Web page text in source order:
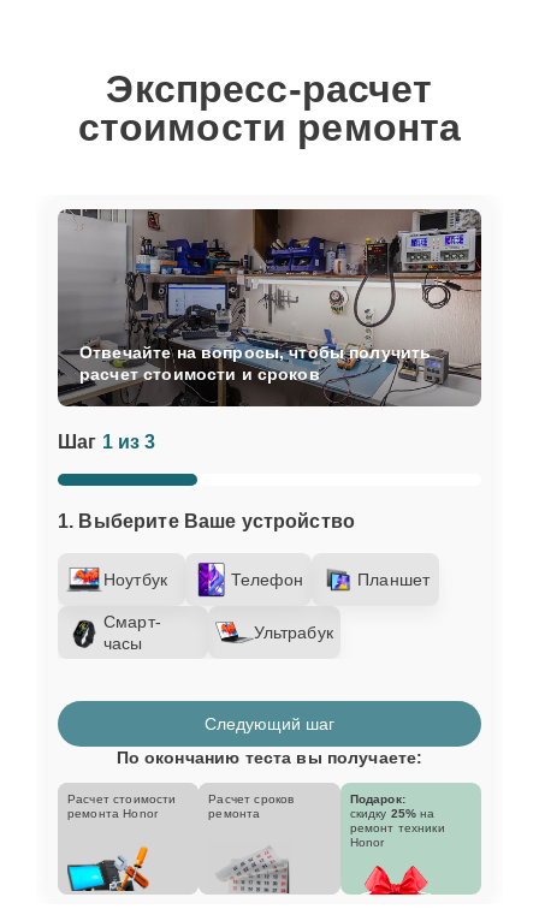
Экспресс-расчет
стоимости ремонта
Шаг 1 из 3
1. Выберите Ваше устройство
Ноутбук Телефон Планшет
Смарт-
часы
Ультрабук
Отвечайте на вопросы, чтобы получить
расчет стоимости и сроков
Следующий шаг
По окончанию теста вы получаете:
Расчет стоимости
ремонта Honor
Расчет сроков
ремонта
Подарок:
скидку 25% на
ремонт техники
Honor